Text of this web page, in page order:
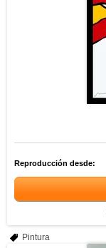
Reproducción desde:
Pintura